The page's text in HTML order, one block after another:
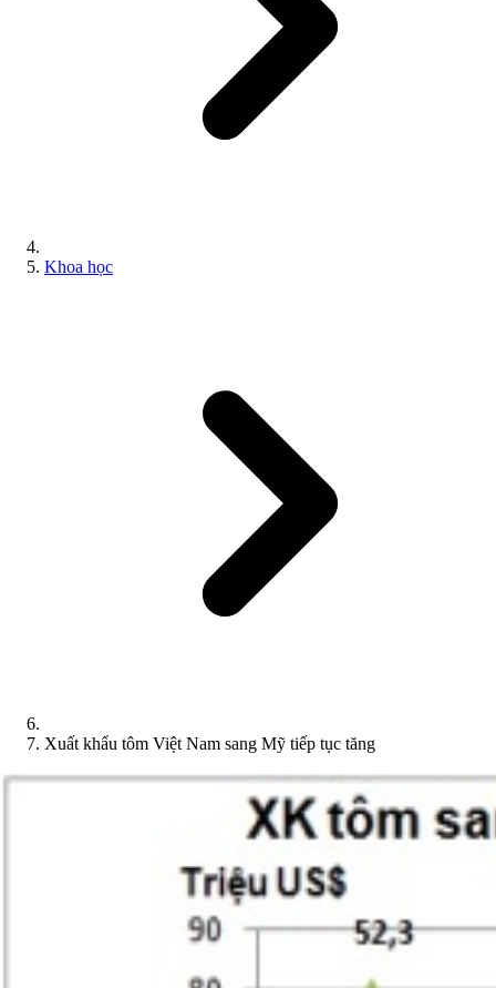
Khoa học
Xuất khẩu tôm Việt Nam sang Mỹ tiếp tục tăng